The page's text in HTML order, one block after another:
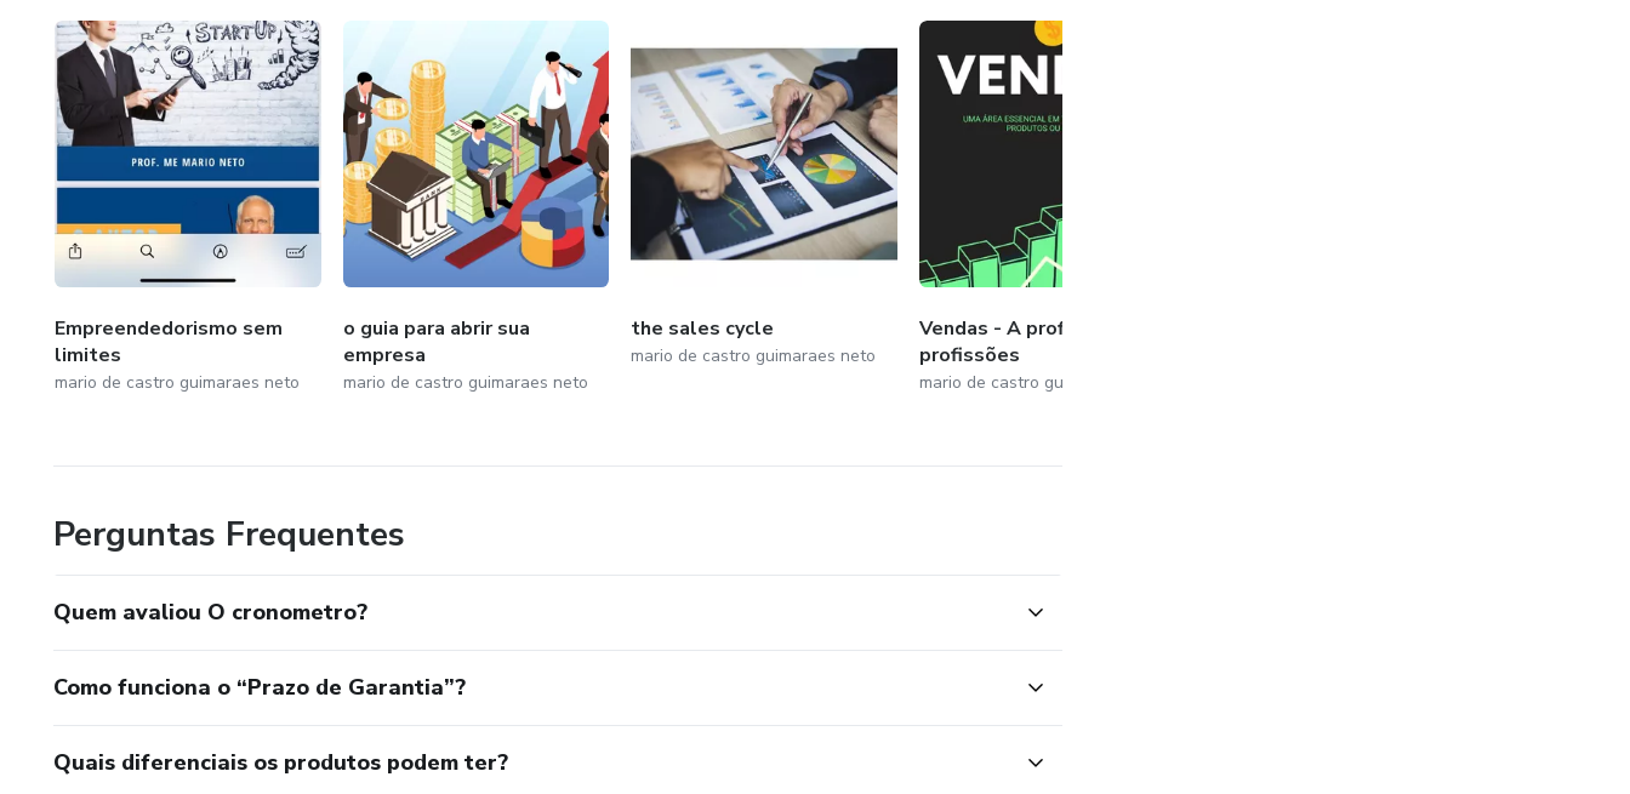
Empreendedorismo sem
limites
mario de castro guimaraes neto
o guia para abrir sua
empresa
mario de castro guimaraes neto
the sales cycle
mario de castro guimaraes neto
Vendas - A profissão das
profissões
mario de castro guimaraes neto
Perguntas Frequentes
Quem avaliou O cronometro?
Como funciona o “Prazo de Garantia”?
Quais diferenciais os produtos podem ter?